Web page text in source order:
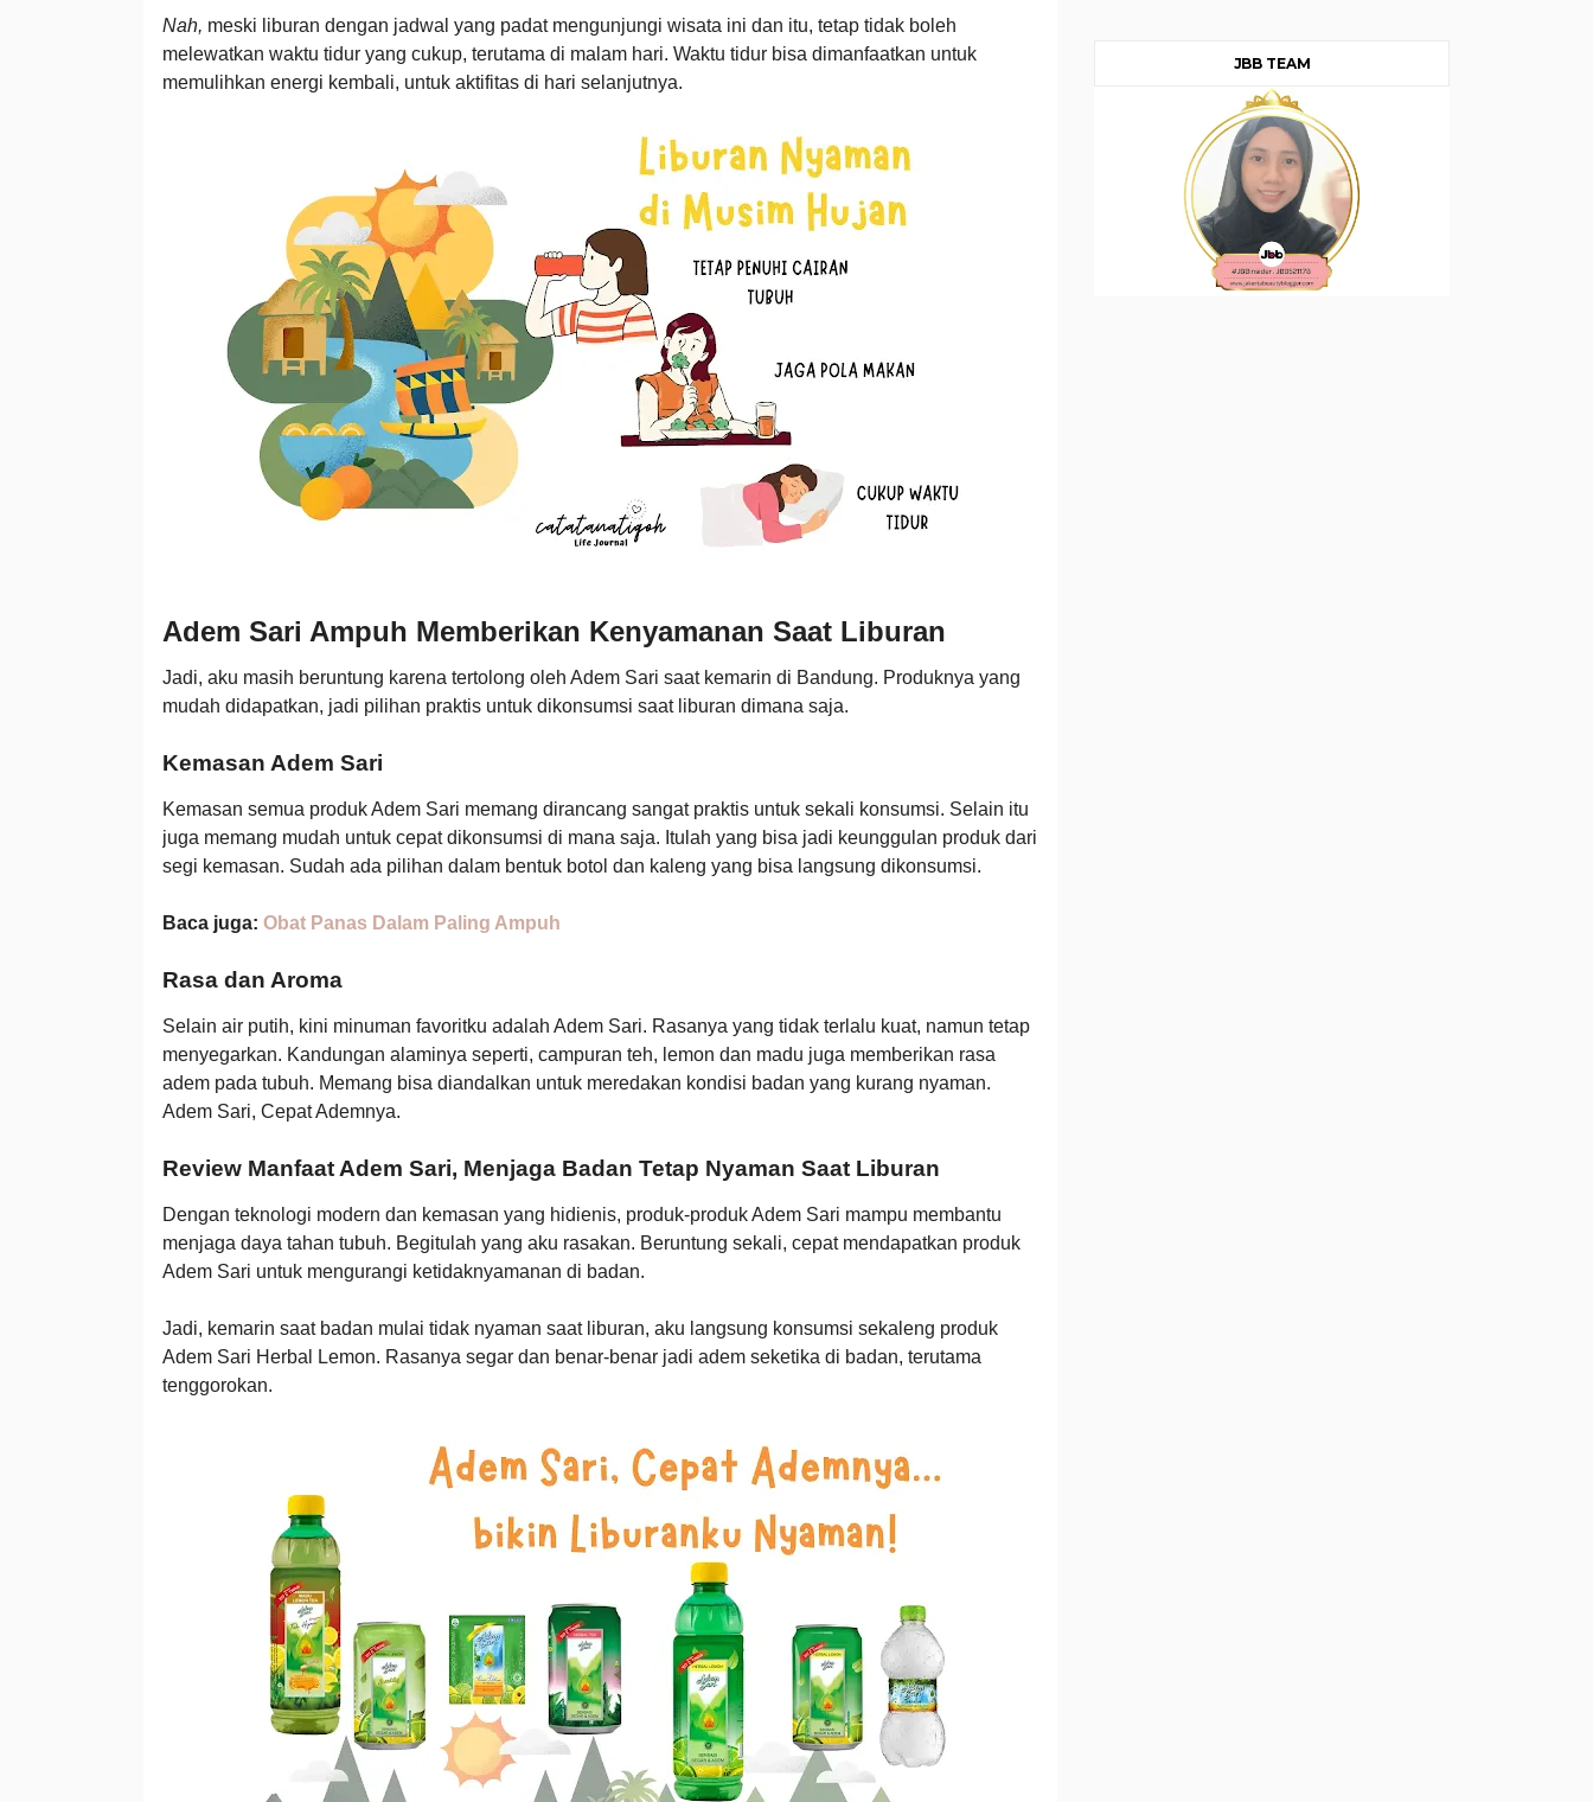
Nah, meski liburan dengan jadwal yang padat mengunjungi wisata ini dan itu, tetap tidak boleh
melewatkan waktu tidur yang cukup, terutama di malam hari. Waktu tidur bisa dimanfaatkan untuk
memulihkan energi kembali, untuk aktifitas di hari selanjutnya.
Adem Sari Ampuh Memberikan Kenyamanan Saat Liburan
Jadi, aku masih beruntung karena tertolong oleh Adem Sari saat kemarin di Bandung. Produknya yang
mudah didapatkan, jadi pilihan praktis untuk dikonsumsi saat liburan dimana saja.
Kemasan Adem Sari
Kemasan semua produk Adem Sari memang dirancang sangat praktis untuk sekali konsumsi. Selain itu
juga memang mudah untuk cepat dikonsumsi di mana saja. Itulah yang bisa jadi keunggulan produk dari
segi kemasan. Sudah ada pilihan dalam bentuk botol dan kaleng yang bisa langsung dikonsumsi.
Baca juga: Obat Panas Dalam Paling Ampuh
Rasa dan Aroma
Selain air putih, kini minuman favoritku adalah Adem Sari. Rasanya yang tidak terlalu kuat, namun tetap
menyegarkan. Kandungan alaminya seperti, campuran teh, lemon dan madu juga memberikan rasa
adem pada tubuh. Memang bisa diandalkan untuk meredakan kondisi badan yang kurang nyaman.
Adem Sari, Cepat Ademnya.
Review Manfaat Adem Sari, Menjaga Badan Tetap Nyaman Saat Liburan
Dengan teknologi modern dan kemasan yang hidienis, produk-produk Adem Sari mampu membantu
menjaga daya tahan tubuh. Begitulah yang aku rasakan. Beruntung sekali, cepat mendapatkan produk
Adem Sari untuk mengurangi ketidaknyamanan di badan.
Jadi, kemarin saat badan mulai tidak nyaman saat liburan, aku langsung konsumsi sekaleng produk
Adem Sari Herbal Lemon. Rasanya segar dan benar-benar jadi adem seketika di badan, terutama
tenggorokan.
JBB TEAM